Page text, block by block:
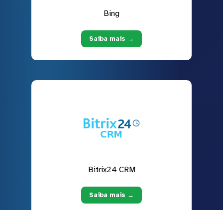
Bing
Saiba mais →
Bitrix24 CRM
Saiba mais →